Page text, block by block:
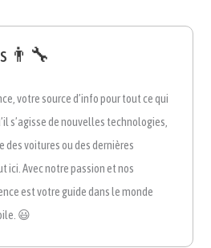
👨‍🔧
votre source d’info pour tout ce qui
s’agisse de nouvelles technologies,
des voitures ou des dernières
ici. Avec notre passion et nos
est votre guide dans le monde
😃